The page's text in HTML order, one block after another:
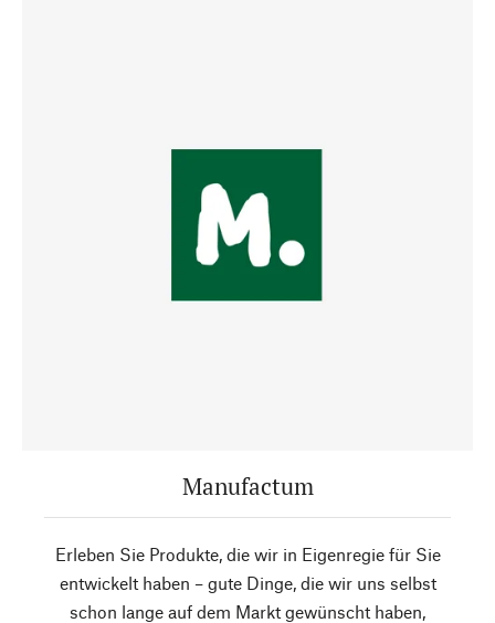
Manufactum
Erleben Sie Produkte, die wir in Eigenregie für Sie
entwickelt haben – gute Dinge, die wir uns selbst
schon lange auf dem Markt gewünscht haben,